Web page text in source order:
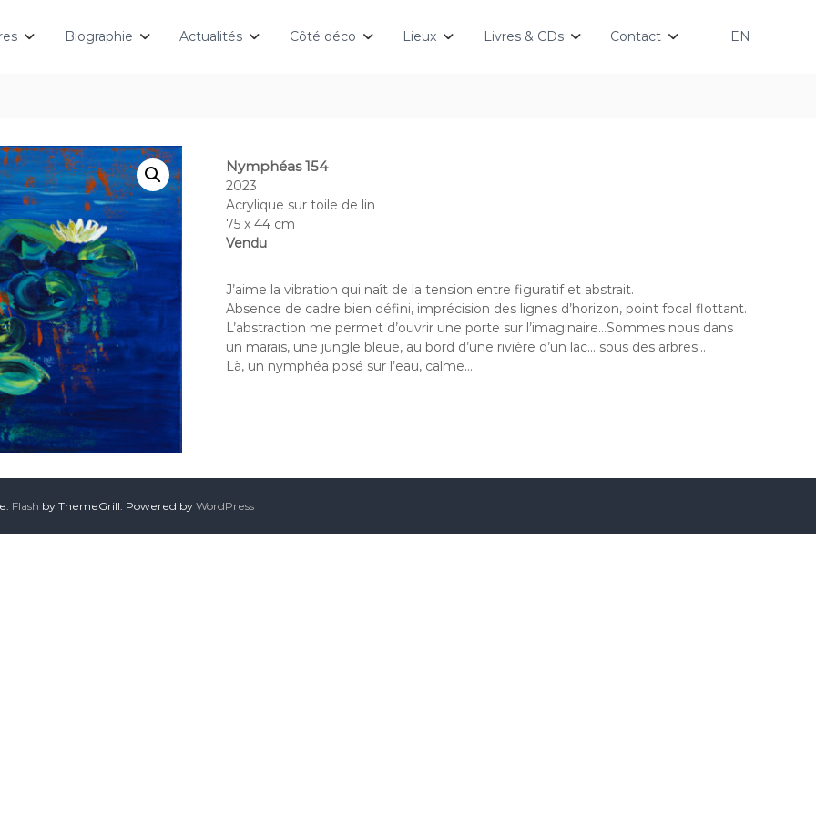
Biographie Actualités Côté déco Lieux Livres & CDs Contact EN
Nymphéas 154
2023
Acrylique sur toile de lin
75 x 44 cm
Vendu
J’aime la vibration qui naît de la tension entre figuratif et abstrait.
Absence de cadre bien défini, imprécision des lignes d’horizon, point focal flottant.
L’abstraction me permet d’ouvrir une porte sur l’imaginaire…Sommes nous dans
un marais, une jungle bleue, au bord d’une rivière d’un lac… sous des arbres…
Là, un nymphéa posé sur l’eau, calme…
Flash by ThemeGrill. Powered by WordPress